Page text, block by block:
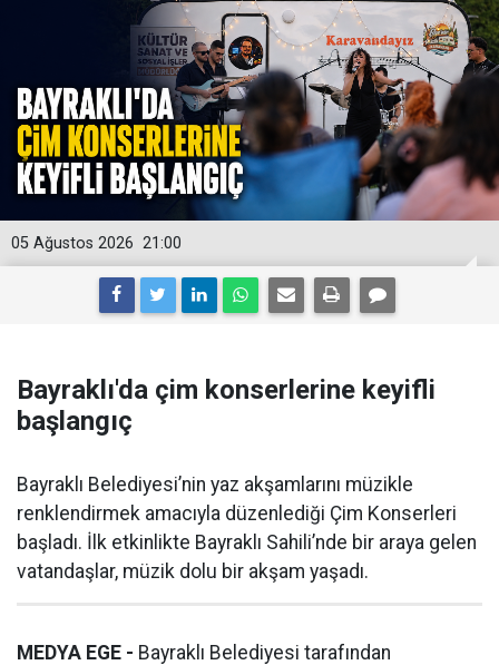
21:00
05 Ağustos 2026
Bayraklı'da çim konserlerine keyifli
başlangıç
Bayraklı Belediyesi’nin yaz akşamlarını müzikle
renklendirmek amacıyla düzenlediği Çim Konserleri
başladı. İlk etkinlikte Bayraklı Sahili’nde bir araya gelen
vatandaşlar, müzik dolu bir akşam yaşadı.
MEDYA EGE - Bayraklı Belediyesi tarafından